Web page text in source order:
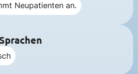
Neupatienten an.